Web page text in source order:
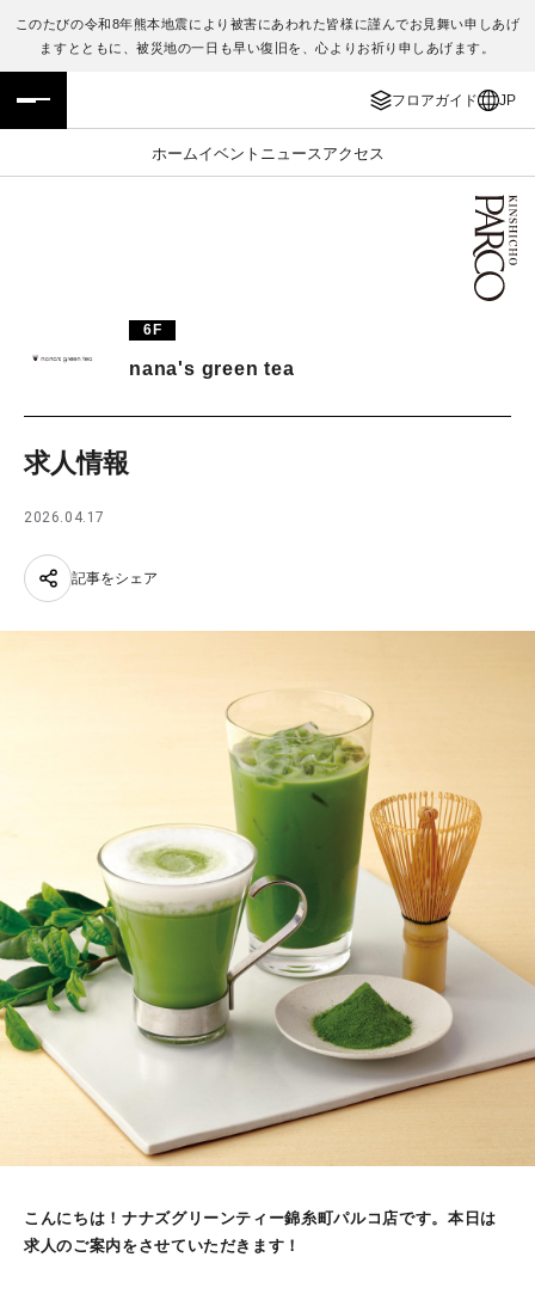
このたびの令和8年熊本地震により被害にあわれた皆様に謹んでお見舞い申しあげ
ますとともに、被災地の一日も早い復旧を、心よりお祈り申しあげます。
フロアガイド JP
ホームイベント ニュース アクセス
フロアガイド
施設案内・アクセス
TAX FREE
ENGLISH
繁体字
日本語
6F
nana's green tea
求人情報
2026.04.17
記事をシェア
こんにちは！ナナズグリーンティー錦糸町パルコ店です。本日は
求人のご案内をさせていただきます！